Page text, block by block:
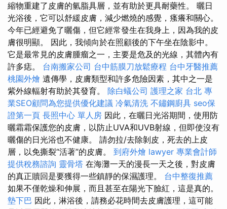
縮物重建了皮膚的氫脂具層，並有助於更具耐藥性。 曬日
光浴後，它可以舒緩皮膚，減少燃燒的感覺，瘙癢和關心。
今年已經避免了曬傷，但它經常發生在我身上，因為我的皮
膚很明顯。 因此，我傾向於在照顧後的下午坐在陰影中。
它是最常見的皮膚腫瘤之一，主要是危及的光線，其體內有
許多痣。 台南搬家公司 台中筋膜刀放鬆療程 台中牙醫推薦
桃園外燴 遺傳學，皮膚類型和許多危險因素，其中之一是
紫外線輻射有助於其發育。 除白蟻公司 護理之家 台北 專
業SEO顧問為您提供優化建議 冷氣清洗 不鏽鋼廚具 seo保
證第一頁 長照中心 單人房 因此，在曬日光浴期間，使用防
曬霜霜保護您的皮膚，以防止UVA和UVB射線，但即使沒有
曬傷的日光浴也不健康。 請勿拉/去除剝皮，死去的上皮
層，以免撕裂“活著”的皮膚。 到府外燴 lawyer 專業會計師
提供稅務諮詢 靈骨塔 在海灘一天的漫長一天之後，對皮膚
的真正贖回是要獲得一些鎮靜的保濕護理。 台中整復推薦
如果不僅乾燥和伸展，而且甚至在陽光下臉紅，這是真的。
墊下巴 因此，淋浴後，請務必花時間去皮膚護理，這可能